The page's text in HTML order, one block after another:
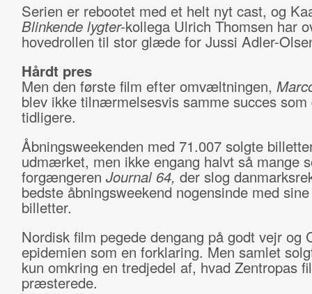
Serien er rebootet med et helt nyt cast, og
Blinkende lygter-kollega Ulrich Thomsen har
hovedrollen til stor glæde for Jussi Adler-
Hårdt pres
Men den første film efter omvæltningen,
blev ikke tilnærmelsesvis samme succes som
tidligere.
Åbningsweekenden med 71.007 solgte
udmærket, men ikke engang halvt så mange
forgængeren Journal 64, der slog
bedste åbningsweekend nogensinde med
billetter.
Nordisk film pegede dengang på godt vejr og
epidemien som en forklaring. Men samlet
kun omkring en tredjedel af, hvad Zentropas
præsterede.